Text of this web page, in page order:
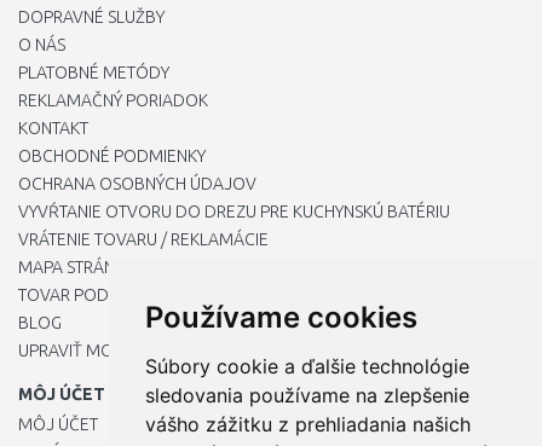
Používame cookies
Súbory cookie a ďalšie technológie
sledovania používame na zlepšenie
vášho zážitku z prehliadania našich
DOPRAVNÉ SLUŽBY
O NÁS
PLATOBNÉ METÓDY
REKLAMAČNÝ PORIADOK
KONTAKT
OBCHODNÉ PODMIENKY
OCHRANA OSOBNÝCH ÚDAJOV
VYVŔTANIE OTVORU DO DREZU PRE KUCHYNSKÚ BATÉRIU
VRÁTENIE TOVARU / REKLAMÁCIE
MAPA STRÁNOK
TOVAR PODĽA ZNAČIEK
BLOG
UPRAVIŤ MOJE PREDVOĽBY COOKIES
MÔJ ÚČET
MÔJ ÚČET